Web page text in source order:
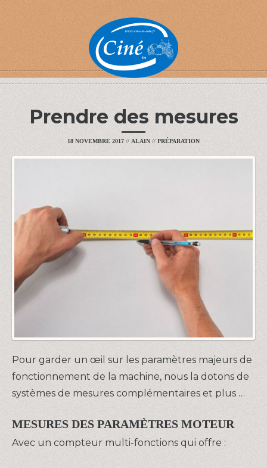
Prendre des mesures
18 NOVEMBRE 2017 // ALAIN // PRÉPARATION
Pour garder un œil sur les paramètres majeurs de
fonctionnement de la machine, nous la dotons de
systèmes de mesures complémentaires et plus …
MESURES DES PARAMÈTRES MOTEUR
Avec un compteur multi-fonctions qui offre :